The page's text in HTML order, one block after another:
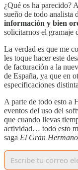
¿Qué os ha parecido?
sueño de todo analista
información y bien
solicitarnos el gramaje
La verdad es que me
les toque hacer este
de facturación a la
de España, ya que en
especificaciones
A parte de todo esto a
eventos del uso del
que cuando llevas
actividad… todo esto
saga El Gran Hermano